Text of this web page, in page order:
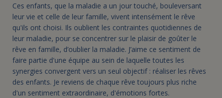
Ces enfants, que la maladie a un jour touché, bouleversant
leur vie et celle de leur famille, vivent intensément le rêve
qu'ils ont choisi. Ils oublient les contraintes quotidiennes de
leur maladie, pour se concentrer sur le plaisir de goûter le
rêve en famille, d’oublier la maladie. J’aime ce sentiment de
faire partie d'une équipe au sein de laquelle toutes les
synergies convergent vers un seul objectif : réaliser les rêves
des enfants. Je reviens de chaque rêve toujours plus riche
d'un sentiment extraordinaire, d'émotions fortes.